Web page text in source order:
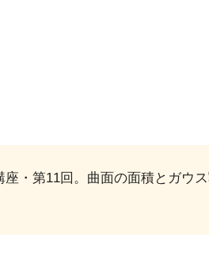
座・第11回。曲面の面積とガウ